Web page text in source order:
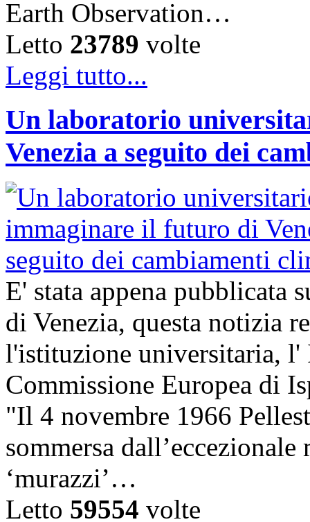
Earth Observation…
Letto 23789 volte
Leggi tutto...
Un laboratorio
Venezia a seguito dei
E' stata appena pubblicata
di Venezia, questa notizia
l'istituzione universitaria,
Commissione Europea di
"Il 4 novembre 1966
sommersa
‘murazzi’…
Letto 59554 volte